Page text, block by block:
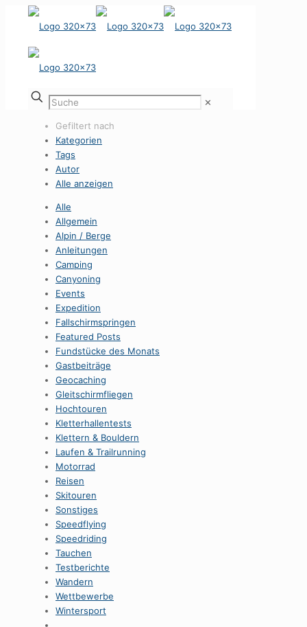
✕
Gefiltert nach
Kategorien
Tags
Autor
Alle anzeigen
Alle
Allgemein
Alpin / Berge
Anleitungen
Camping
Canyoning
Events
Expedition
Fallschirmspringen
Featured Posts
Fundstücke des Monats
Gastbeiträge
Geocaching
Gleitschirmfliegen
Hochtouren
Kletterhallentests
Klettern & Bouldern
Laufen & Trailrunning
Motorrad
Reisen
Skitouren
Sonstiges
Speedflying
Speedriding
Tauchen
Testberichte
Wandern
Wettbewerbe
Wintersport